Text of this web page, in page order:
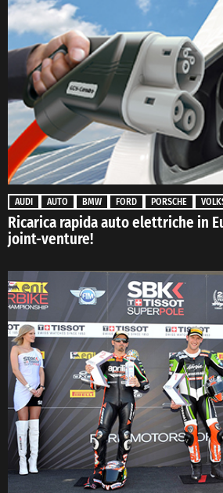
AUDI AUTO BMW FORD PORSCHE
Ricarica rapida auto elettriche in
joint-venture!